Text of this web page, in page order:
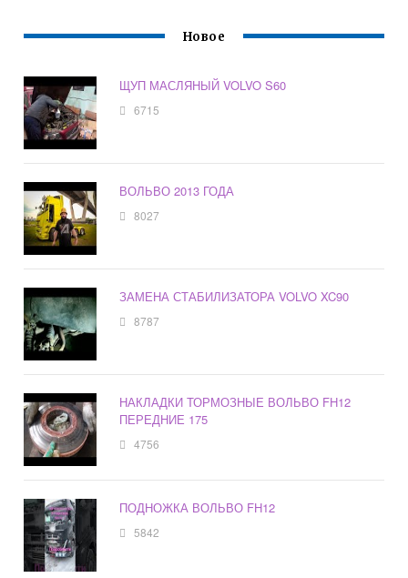
Новое
ЩУП МАСЛЯНЫЙ VOLVO S60
6715
ВОЛЬВО 2013 ГОДА
8027
ЗАМЕНА СТАБИЛИЗАТОРА VOLVO XC90
8787
НАКЛАДКИ ТОРМОЗНЫЕ ВОЛЬВО FH12
ПЕРЕДНИЕ 175
4756
ПОДНОЖКА ВОЛЬВО FH12
5842